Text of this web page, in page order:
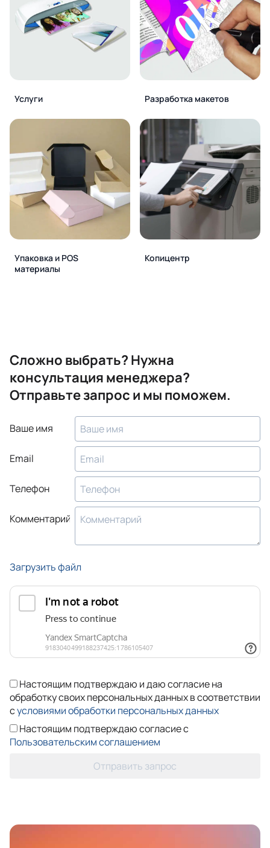
Услуги Разработка макетов
Упаковка и POS
материалы
Копицентр
Сложно выбрать? Нужна
консультация менеджера?
Отправьте запрос и мы поможем.
Ваше имя
Email
Телефон
Комментарий
Загрузить файл
Настоящим подтверждаю и даю согласие на
обработку своих персональных данных в соответствии
сусловиями обработки персональных данных
Настоящим подтверждаю согласие с
Пользовательским соглашением
Отправить запрос